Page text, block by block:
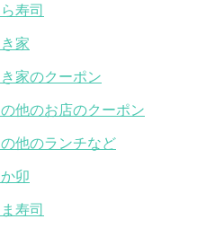
ら寿司
家
家のクーポン
他のお店のクーポン
他のランチなど
卯
寿司